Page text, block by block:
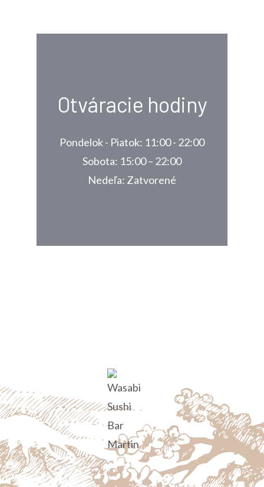
Otváracie hodiny
Pondelok - Piatok: 11:00 - 22:00
Sobota: 15:00 – 22:00
Nedeľa: Zatvorené